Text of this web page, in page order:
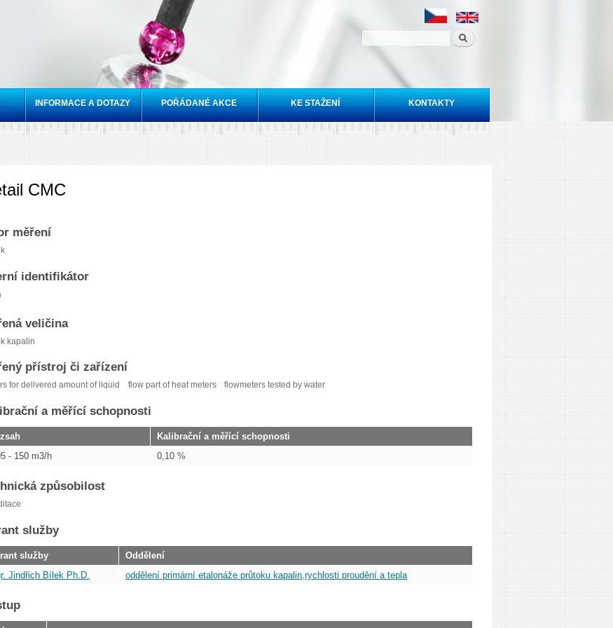
INFORMACE A DOTAZY POŘÁDANÉ AKCE KE STAŽENÍ KONTAKTY
CMC
měření
identifikátor
veličina
kapalin
přístroj či zařízení
for delivered amount of liquid flow part of heat meters flowmeters tested by water
a měřící schopnosti
Kalibrační a měřící schopnosti
- 150 m3/h
0,10 %
způsobilost
služby
služby
Oddělení
Jindřich Bílek Ph.D.
oddělení primární etalonáže průtoku kapalin,rychlosti proudění a tepla